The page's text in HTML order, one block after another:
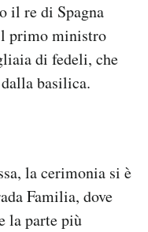
il re di Spagna
primo ministro
di fedeli, che
basilica.
la cerimonia si è
Familia, dove
la parte più